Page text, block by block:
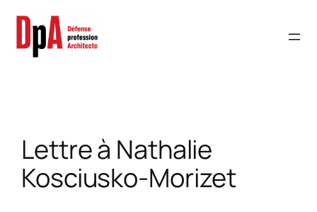
contenu
Lettre à Nathalie
Kosciusko-Morizet